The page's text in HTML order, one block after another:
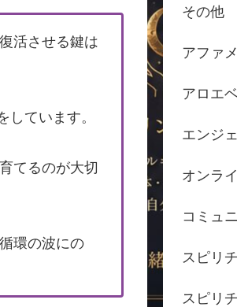
活させる鍵は
ています。
てるのが大切
環の波にの
その他
アファ
アロエ
エンジ
オンラ
コミュ
スピリ
スピリ